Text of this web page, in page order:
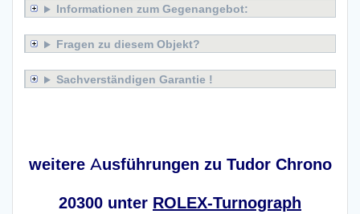
Informationen zum Gegenangebot:
Fragen zu diesem Objekt?
Sachverständigen Garantie !
weitere Ausführungen zu Tudor Chrono
20300 unter ROLEX-Turnograph